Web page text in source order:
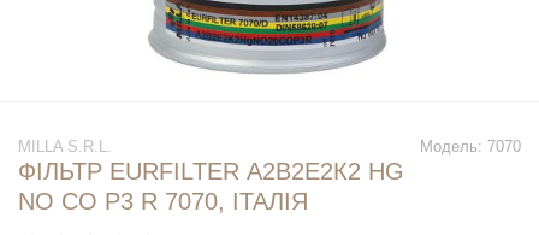
Модель: 7070
MILLA S.R.L.
ФІЛЬТР EURFILTER А2В2Е2К2 НG
NO CO P3 R 7070, ІТАЛІЯ